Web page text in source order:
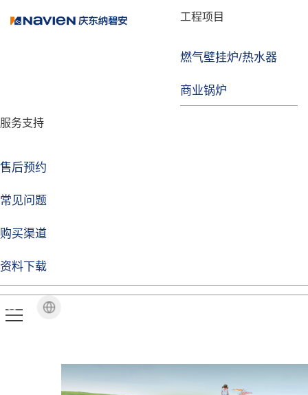
工程项目
燃气壁挂炉/热水器
商业锅炉
服务支持
售后预约
常见问题
购买渠道
资料下载
品牌故事
技术实力
企业动态
焦点注册Life
品牌视角